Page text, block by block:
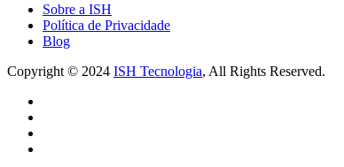
Sobre a ISH
Política de Privacidade
Blog
Copyright © 2024 ISH Tecnologia, All Rights Reserved.